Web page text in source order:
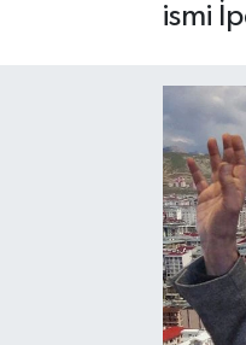
ismi
Son Dakika
Haber Arşivi